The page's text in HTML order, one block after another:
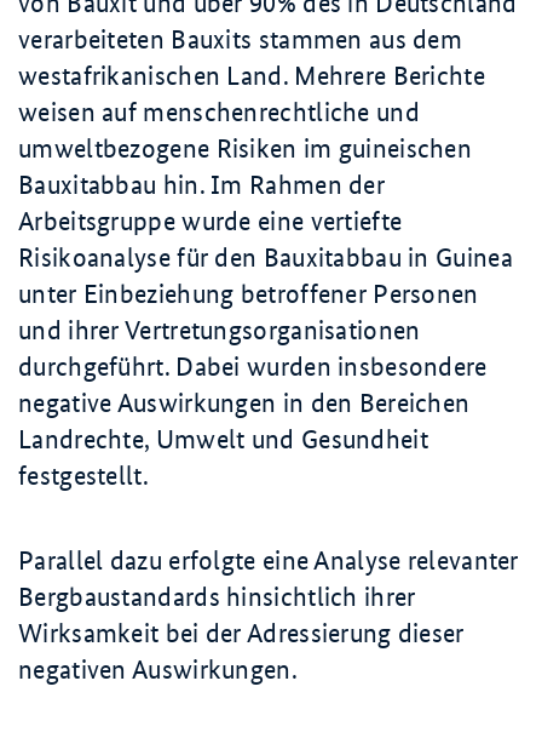
verarbeiteten Bauxits stammen aus dem
westafrikanischen Land. Mehrere Berichte
weisen auf menschenrechtliche und
umweltbezogene Risiken im guineischen
Bauxitabbau hin. Im Rahmen der
Arbeitsgruppe wurde eine vertiefte
Risikoanalyse für den Bauxitabbau in Guinea
unter Einbeziehung betroffener Personen
und ihrer Vertretungsorganisationen
durchgeführt. Dabei wurden insbesondere
negative Auswirkungen in den Bereichen
Landrechte, Umwelt und Gesundheit
festgestellt.
Parallel dazu erfolgte eine Analyse relevanter
Bergbaustandards hinsichtlich ihrer
Wirksamkeit bei der Adressierung dieser
negativen Auswirkungen.